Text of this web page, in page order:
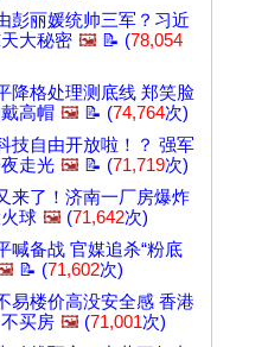
彭丽媛统帅三军？习近
大秘密 🖼️ 📝 (78,054
降格处理测底线 郑笑脸
高帽 🖼️ 📝 (74,764次)
技自由开放啦！？ 强军
走光 🖼️ 📝 (71,719次)
来了！济南一厂房爆炸
球 🖼️ (71,642次)
喊备战 官媒追杀“粉底
📝 (71,602次)
易楼价高没安全感 香港
买房 🖼️ (71,001次)